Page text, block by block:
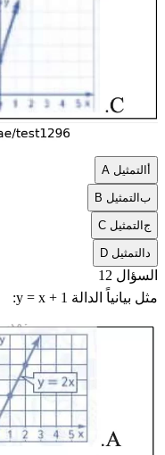
التمثيل A
بالتمثيل B
جالتمثيل C
التمثيل D
السؤال 12
مثل بيانياً الدالة y = x + 1
: